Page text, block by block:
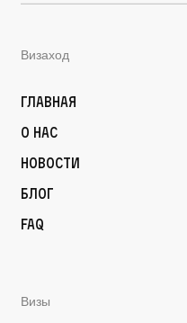
Визаход
Главная
О нас
Новости
Блог
FAQ
Визы